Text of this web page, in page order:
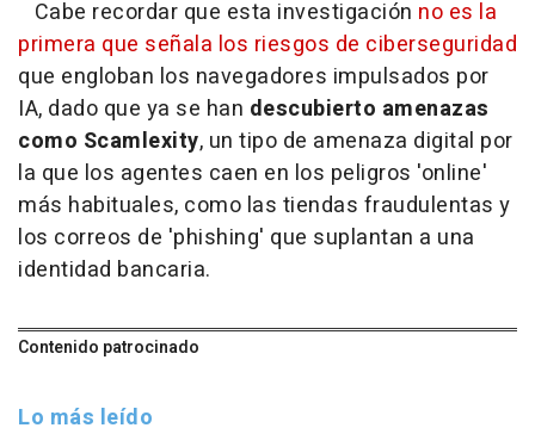
Cabe recordar que esta investigación no es la
primera que señala los riesgos de ciberseguridad
que engloban los navegadores impulsados por
IA, dado que ya se han descubierto amenazas
como Scamlexity, un tipo de amenaza digital por
la que los agentes caen en los peligros 'online'
más habituales, como las tiendas fraudulentas y
los correos de 'phishing' que suplantan a una
identidad bancaria.
Contenido patrocinado
Lo más leído